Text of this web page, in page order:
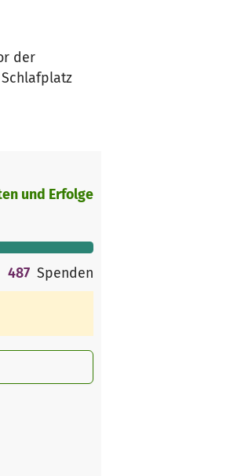
der
und Erfolge
487 Spenden